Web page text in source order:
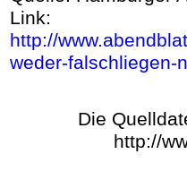
Link:
http://
weder-falschliegen-
Die
http://